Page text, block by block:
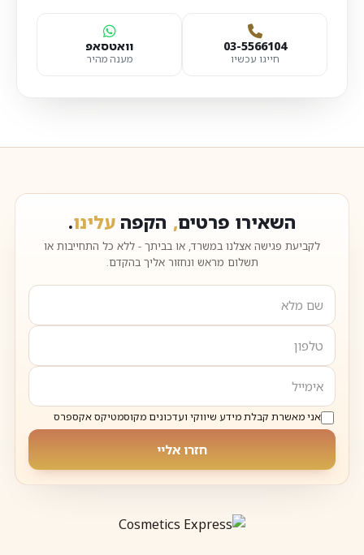
03-5566104
חייגו עכשיו
וואטסאפ
מענה מהיר
השאירו פרטים, הקפה עלינו.
לקביעת פגישה אצלנו במשרד, או בביתך - ללא כל התחייבות או
תשלום מראש ונחזור אליך בהקדם.
אני מאשרת קבלת מידע שיווקי ועדכונים מקוסמטיקס אקספרס
חזרו אליי